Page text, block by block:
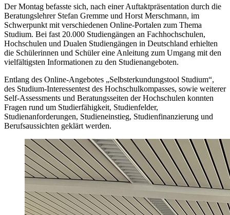
Der Montag befasste sich, nach einer Auftaktpräsentation durch die
Beratungslehrer Stefan Gremme und Horst Merschmann, im
Schwerpunkt mit verschiedenen Online-Portalen zum Thema
Studium. Bei fast 20.000 Studiengängen an Fachhochschulen,
Hochschulen und Dualen Studiengängen in Deutschland erhielten
die Schülerinnen und Schüler eine Anleitung zum Umgang mit den
vielfältigsten Informationen zu den Studienangeboten.
Entlang des Online-Angebotes „Selbsterkundungstool Studium“,
des Studium-Interessentest des Hochschulkompasses, sowie weiterer
Self-Assessments und Beratungsseiten der Hochschulen konnten
Fragen rund um Studierfähigkeit, Studienfelder,
Studienanforderungen, Studieneinstieg, Studienfinanzierung und
Berufsaussichten geklärt werden.